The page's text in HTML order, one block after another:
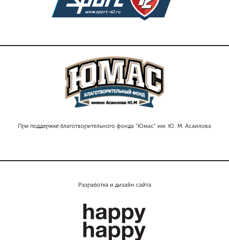
При поддержке благотворительного фонда "Юмас" им. Ю. М. Асаилова
Разработка и дизайн сайта